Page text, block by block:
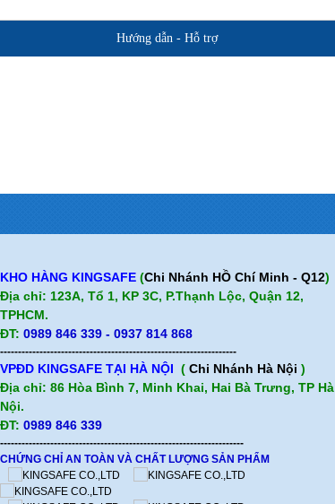
Hướng dẫn - Hỗ trợ
KHO HÀNG KINGSAFE(Chi Nhánh HỒ Chí Minh - Q12)
Địa chỉ: 123A, Tổ 1, KP 3C, P.Thạnh Lộc, Quận 12,
TPHCM.
ĐT:0989 846 339 - 0937 814 868
------------------------------------------------------------------
VPĐD KINGSAFE TẠI HÀ NỘI (Chi Nhánh Hà Nội)
Địa chỉ: 86 Hòa Bình 7, Minh Khai, Hai Bà Trưng, TP Hà
Nội.
ĐT:0989 846 339
--------------------------------------------------------------------
CHỨNG CHỈ AN TOÀN VÀ CHẤT LƯỢNG SẢN PHẨM